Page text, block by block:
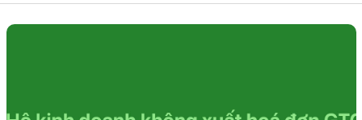
lệ phí môn bài không chỉ giúp giảm chi phí tuân thủ mà còn
thể hiện định hướng cải cách mạnh mẽ của Nhà nước